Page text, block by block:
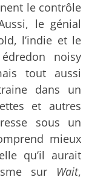
le contrôle
le génial
l’indie et le
noisy
tout aussi
dans un
et autres
sous un
mieux
qu’il aurait
sur Wait,